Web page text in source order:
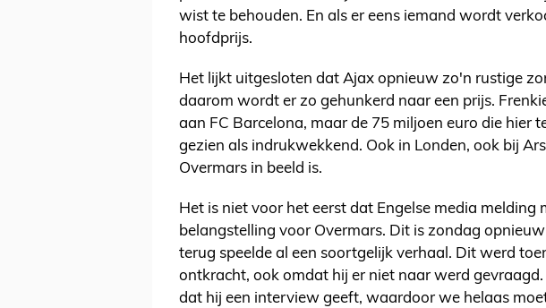
wist te behouden. En als er eens iemand wordt
hoofdprijs.
Het lijkt uitgesloten dat Ajax opnieuw zo'n rustige
daarom wordt er zo gehunkerd naar een prijs.
aan FC Barcelona, maar de 75 miljoen euro die hier
gezien als indrukwekkend. Ook in Londen, ook bij
Overmars in beeld is.
Het is niet voor het eerst dat Engelse media melding
belangstelling voor Overmars. Dit is zondag
terug speelde al een soortgelijk verhaal. Dit werd
ontkracht, ook omdat hij er niet naar werd
dat hij een interview geeft, waardoor we helaas